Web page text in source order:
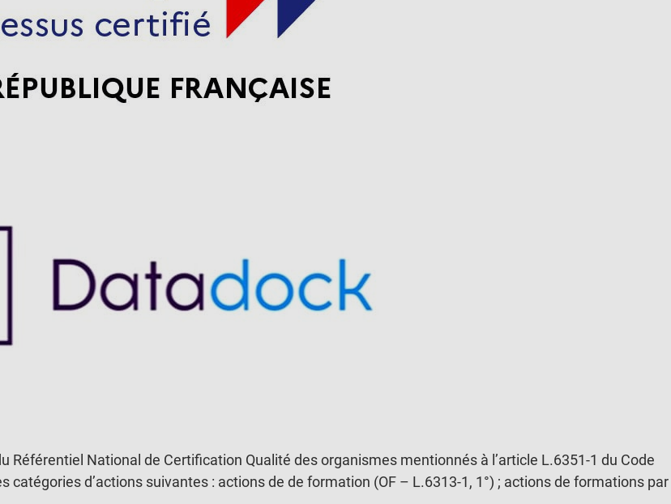
Référentiel National de Certification Qualité des organismes mentionnés à l’article L.6351-1 du Code
d’actions suivantes : actions de de formation (OF – L.6313-1, 1°) ; actions de formations par